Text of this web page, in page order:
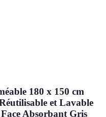
180 x 150 cm
et Lavable
Absorbant Gris